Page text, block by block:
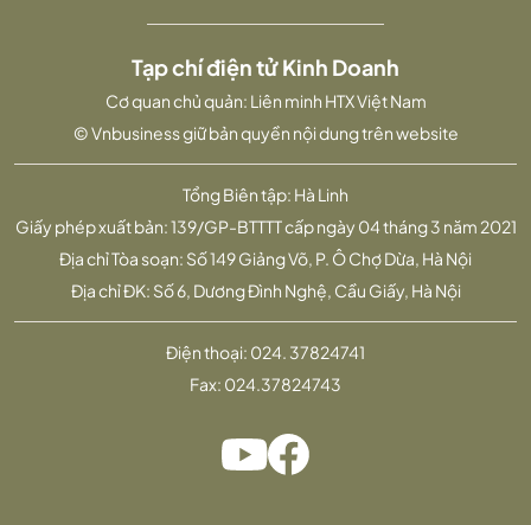
Tổng Biên tập: Hà Linh
Giấy phép xuất bản: 139/GP-BTTTT cấp ngày 04 tháng 3 năm 2021
Địa chỉ Tòa soạn: Số 149 Giảng Võ, P. Ô Chợ Dừa, Hà Nội
Địa chỉ ĐK: Số 6, Dương Đình Nghệ, Cầu Giấy, Hà Nội
Tạp chí điện tử Kinh Doanh
Cơ quan chủ quản: Liên minh HTX Việt Nam
© Vnbusiness giữ bản quyền nội dung trên website
Điện thoại: 024. 37824741
Fax: 024.37824743